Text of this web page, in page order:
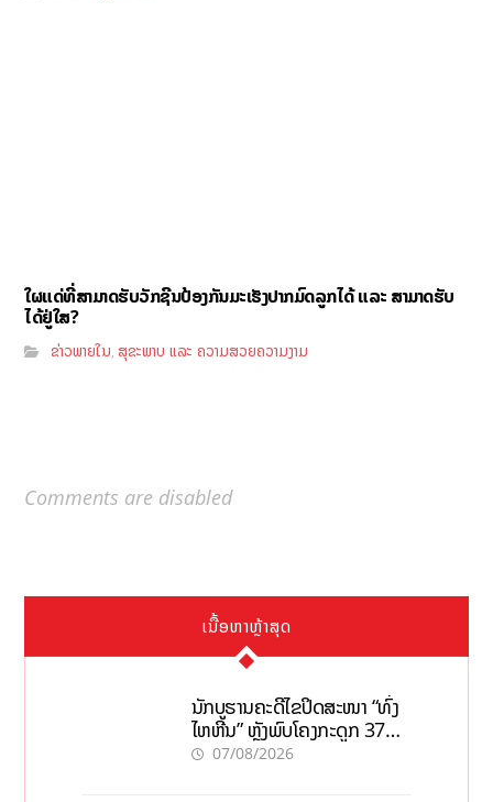
ໃຜແດ່ທີ່ສາມາດຮັບວັກຊີນປ້ອງກັນມະເຮັງປາກມົດລູກໄດ້ ແລະ ສາມາດຮັບ
ໄດ້ຢູ່ໃສ?
ຂ່າວພາຍໃນ,ສຸຂະພາບ ແລະ ຄວາມສວຍຄວາມງາມ
Comments are disabled
ເນື້ອຫາຫຼ້າສຸດ
ນັກບູຮານຄະດີໄຂປິດສະໜາ “ທົ່ງ
ໄຫຫີນ” ຫຼັງພົບໂຄງກະດູກ 37
ຄົນໃນຫີນຍັກ
07/08/2026